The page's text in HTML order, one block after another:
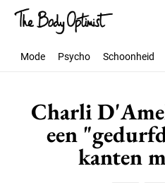
Mode Psycho Schoonheid
Charli
een
kanten